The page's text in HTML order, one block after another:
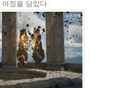
정을 담았다.